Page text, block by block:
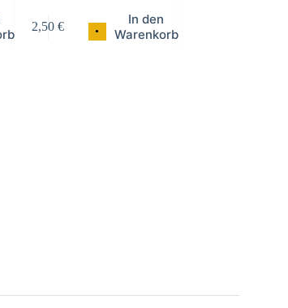
•
2,50€
In den
Warenkorb